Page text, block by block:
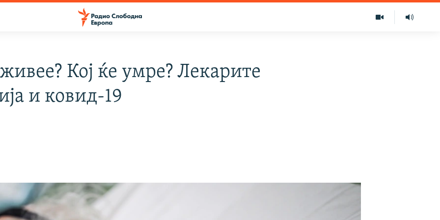
Кој ќе умре? Лекарите
и ковид-19